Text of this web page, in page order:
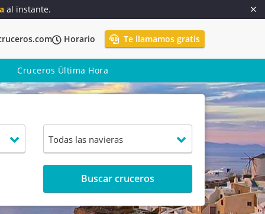
al instante.
Horario Te llamamos gratis
Cruceros Última Hora
Buscar cruceros